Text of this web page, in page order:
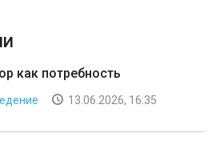
как потребность
13.06.2026, 16:35